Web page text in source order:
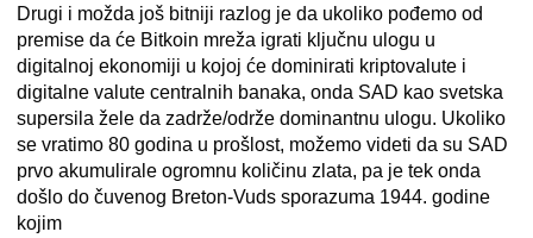
Drugi i možda još bitniji razlog je da ukoliko pođemo od
premise da će Bitkoin mreža igrati ključnu ulogu u
digitalnoj ekonomiji u kojoj će dominirati kriptovalute i
digitalne valute centralnih banaka, onda SAD kao svetska
supersila žele da zadrže/održe dominantnu ulogu. Ukoliko
se vratimo 80 godina u prošlost, možemo videti da su SAD
prvo akumulirale ogromnu količinu zlata, pa je tek onda
došlo do čuvenog Breton-Vuds sporazuma 1944. godine
kojim